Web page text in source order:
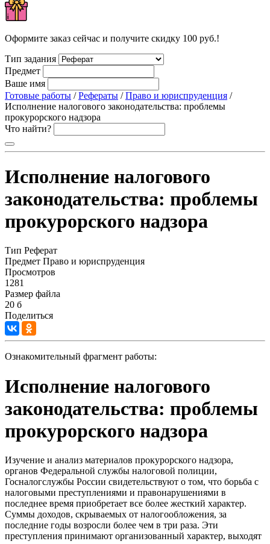
Оформите заказ сейчас и получите скидку 100 руб.!
Тип задания
Предмет
Ваше имя
Готовые работы /Рефераты /Право и юриспруденция /
Исполнение налогового законодательства: проблемы
прокурорского надзора
Что найти?
Исполнение налогового
законодательства: проблемы
прокурорского надзора
Тип Реферат
Предмет Право и юриспруденция
Просмотров
1281
Размер файла
20 б
Поделиться
Ознакомительный фрагмент работы:
Исполнение налогового
законодательства: проблемы
прокурорского надзора
Изучение и анализ материалов прокурорского надзора,
органов Федеральной службы налоговой полиции,
Госналогслужбы России свидетельствуют о том, что борьба с
налоговыми преступлениями и правонарушениями в
последнее время приобретает все более жесткий характер.
Суммы доходов, скрываемых от налогообложения, за
последние годы возросли более чем в три раза. Эти
преступления принимают организованный характер, выходят